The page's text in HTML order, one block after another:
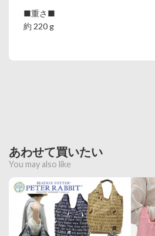
■重さ■
約 220 g
あわせて買いたい
You may also like